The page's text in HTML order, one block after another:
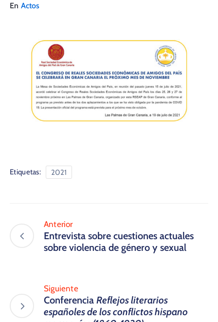
En Actos
Etiquetas: 2021
Anterior
Entrevista sobre cuestiones actuales
sobre violencia de género y sexual
Siguiente
Conferencia Reflejos literarios
españoles de los conflictos hispano